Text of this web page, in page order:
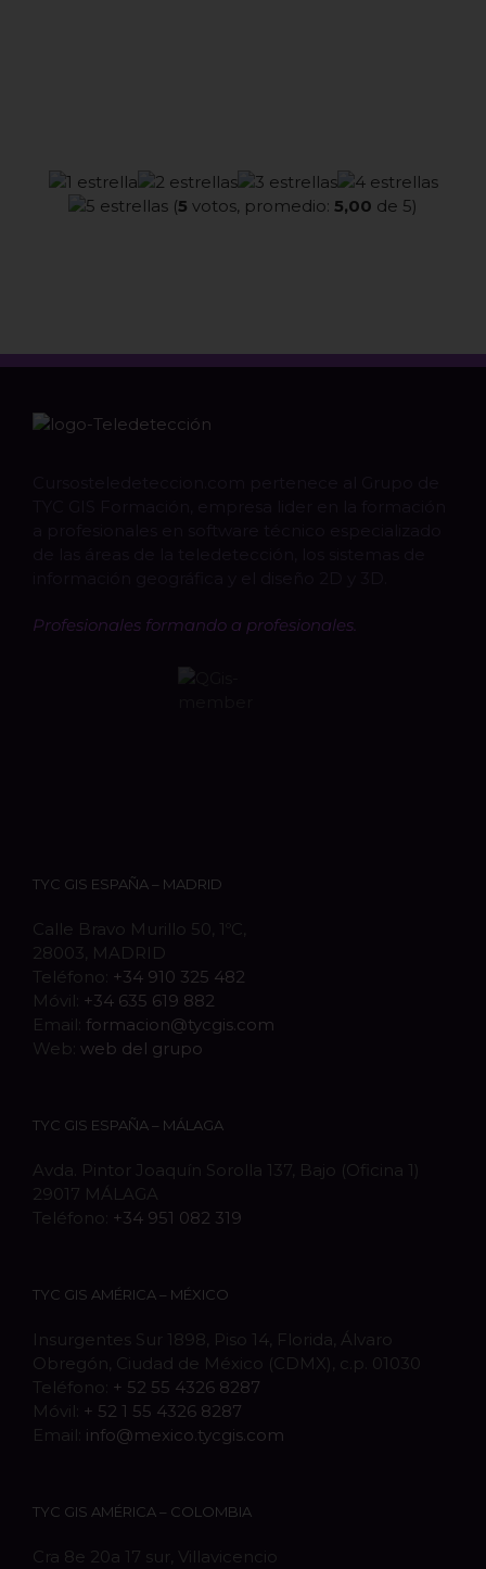
(5 votos, promedio: 5,00 de 5)
Profesionales formando a profesionales.
TYC GIS ESPAÑA – MADRID
Calle Bravo Murillo 50, 1ºC,
28003, MADRID
Teléfono: +34 910 325 482
Móvil: +34 635 619 882
Email: formacion@tycgis.com
Web: web del grupo
TYC GIS ESPAÑA – MÁLAGA
Avda. Pintor Joaquín Sorolla 137, Bajo (Oficina 1)
29017 MÁLAGA
Teléfono: +34 951 082 319
TYC GIS AMÉRICA – MÉXICO
Insurgentes Sur 1898, Piso 14, Florida, Álvaro
Obregón, Ciudad de México (CDMX), c.p. 01030
Teléfono: + 52 55 4326 8287
Móvil: + 52 1 55 4326 8287
Email: info@mexico.tycgis.com
TYC GIS AMÉRICA – COLOMBIA
Cra 8e 20a 17 sur, Villavicencio